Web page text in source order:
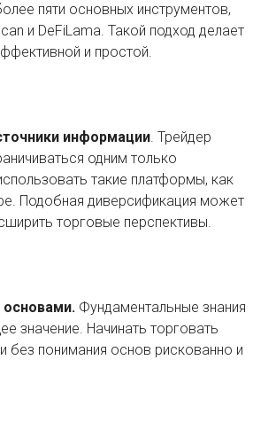
пяти основных инструментов,
и DeFiLama. Такой подход делает
и простой.
информации. Трейдер
одним только
такие платформы, как
Подобная диверсификация может
торговые перспективы.
основами. Фундаментальные знания
значение. Начинать торговать
без понимания основ рискованно и